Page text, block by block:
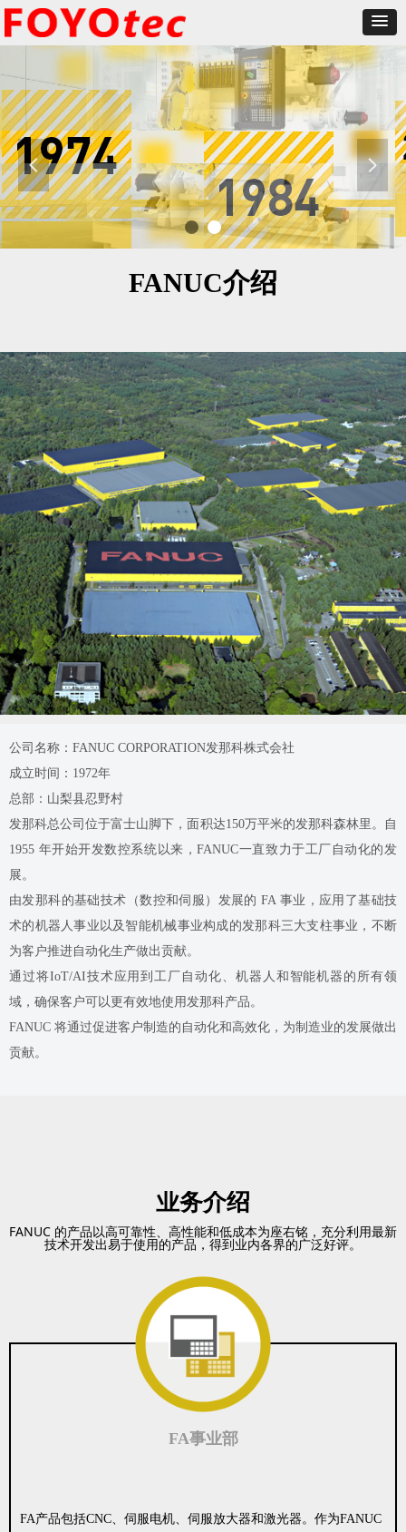
넳 넲
公司名称：FANUC CORPORATION发那科株式会社
成立时间：1972年
总部：山梨县忍野村
发那科总公司位于富士山脚下，面积达150万平米的发那科森林里。自
1955 年开始开发数控系统以来，FANUC一直致力于工厂自动化的发
展。
由发那科的基础技术（数控和伺服）发展的 FA 事业，应用了基础技
术的机器人事业以及智能机械事业构成的发那科三大支柱事业，不断
为客户推进自动化生产做出贡献。
通过将IoT/AI技术应用到工厂自动化、机器人和智能机器的所有领
域，确保客户可以更有效地使用发那科产品。
FANUC 将通过促进客户制造的自动化和高效化，为制造业的发展做出
贡献。
FANUC介绍
FA事业部
FA产品包括CNC、伺服电机、伺服放大器和激光器。作为FANUC
业务介绍
FANUC 的产品以高可靠性、高性能和低成本为座右铭，充分利用最新
技术开发出易于使用的产品，得到业内各界的广泛好评。